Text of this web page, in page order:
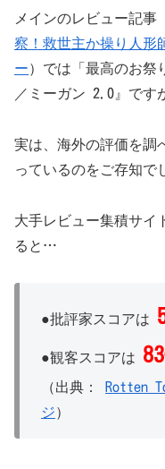
メインのレビュー記事
察！救世主か操り人形
ー）では「最高のお祭
／ミーガン 2.0』です
実は、海外の評価を調
っているのをご存知で
大手レビュー集積サイ
ると…
●批評家スコアは
●観客スコアは 83
（出典：
Rotten
ジ）